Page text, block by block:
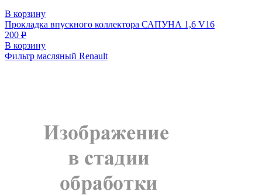
В корзину
Прокладка впускного коллектора САПУНА 1,6 V16
200 Р
В корзину
Фильтр масляный Renault